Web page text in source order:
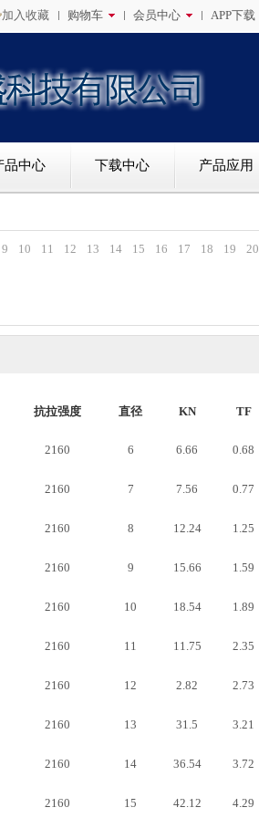
加入收藏 购物车 会员中心 APP下载
品中心 下载中心 产品应用
9 10 11 12 13 14 15 16 17 18 19 20
抗拉强度 直径 KN TF
2160 6 6.66 0.68
2160 7 7.56 0.77
2160 8 12.24 1.25
2160 9 15.66 1.59
2160 10 18.54 1.89
2160 11 11.75 2.35
2160 12 2.82 2.73
2160 13 31.5 3.21
2160 14 36.54 3.72
2160 15 42.12 4.29